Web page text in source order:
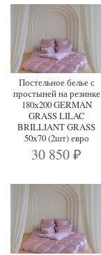
Постельное белье с
простыней на резинке
180х200 GERMAN
GRASS LILAC
BRILLIANT GRASS
50х70 (2шт) евро
30 850₽